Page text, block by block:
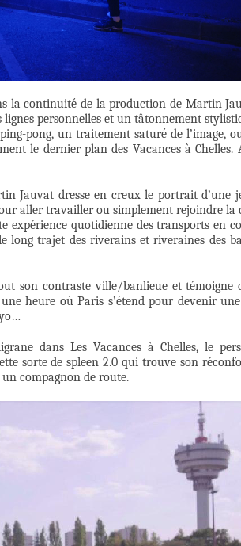
la continuité de la production de Martin
lignes personnelles et un tâtonnement
pong, un traitement saturé de l’image,
le dernier plan des Vacances à Chelles.
Jauvat dresse en creux le portrait d’une
aller travailler ou simplement rejoindre la
expérience quotidienne des transports en
trajet des riverains et riveraines des
son contraste ville/banlieue et témoigne
heure où Paris s’étend pour devenir
dans Les Vacances à Chelles, le
sorte de spleen 2.0 qui trouve son
compagnon de route.